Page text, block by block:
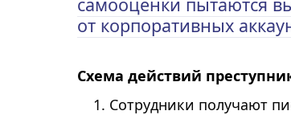
от корпоративных
Схема действий
Сотрудники получают